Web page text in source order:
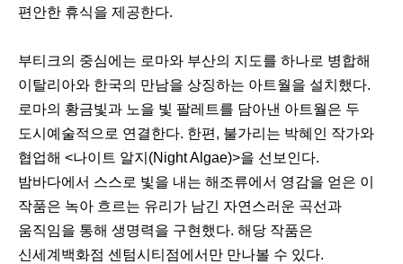
편안한 휴식을 제공한다.
부티크의 중심에는 로마와 부산의 지도를 하나로 병합해
이탈리아와 한국의 만남을 상징하는 아트월을 설치했다.
로마의 황금빛과 노을 빛 팔레트를 담아낸 아트월은 두
도시예술적으로 연결한다. 한편, 불가리는 박혜인 작가와
협업해 <나이트 알지(Night Algae)>을 선보인다.
밤바다에서 스스로 빛을 내는 해조류에서 영감을 얻은 이
작품은 녹아 흐르는 유리가 남긴 자연스러운 곡선과
움직임을 통해 생명력을 구현했다. 해당 작품은
신세계백화점 센텀시티점에서만 만나볼 수 있다.